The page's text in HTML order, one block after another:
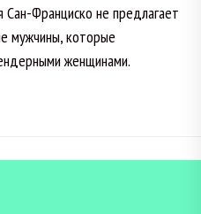
Франциско не предлагает
мужчины, которые
женщинами.